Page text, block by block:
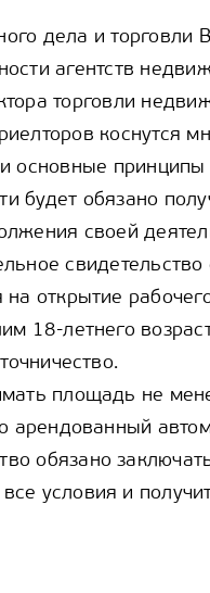
дела и
агентств
торговли
коснутся
основные
будет обязано
своей
открытие
18-летнего
площадь не
арендованный
обязано
условия и